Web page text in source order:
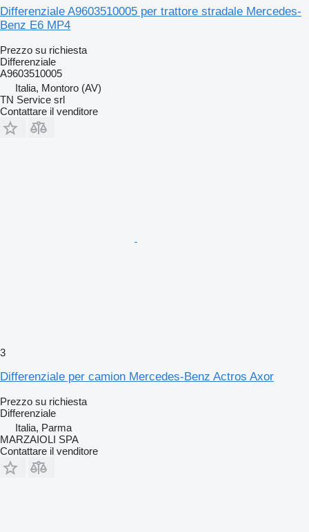
Differenziale A9603510005 per trattore stradale Mercedes-
Benz E6 MP4
Prezzo su richiesta
Differenziale
A9603510005
Italia, Montoro (AV)
TN Service srl
Contattare il venditore
3
Differenziale per camion Mercedes-Benz Actros Axor
Prezzo su richiesta
Differenziale
Italia, Parma
MARZAIOLI SPA
Contattare il venditore